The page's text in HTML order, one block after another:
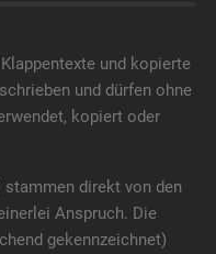
und kopierte
und dürfen ohne
kopiert oder
direkt von den
Anspruch. Die
gekennzeichnet)